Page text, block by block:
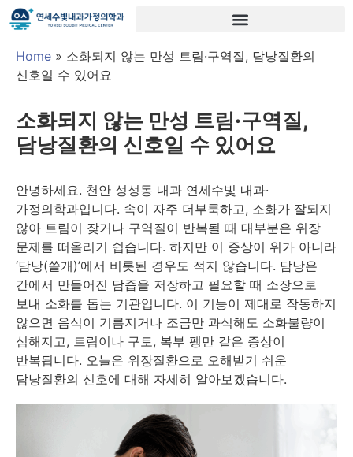
Home » 소화되지 않는 만성 트림·구역질, 담낭질환의
신호일 수 있어요
소화되지 않는 만성 트림·구역질,
담낭질환의 신호일 수 있어요
안녕하세요. 천안 성성동 내과 연세수빛 내과·
가정의학과입니다. 속이 자주 더부룩하고, 소화가 잘되지
않아 트림이 잦거나 구역질이 반복될 때 대부분은 위장
문제를 떠올리기 쉽습니다. 하지만 이 증상이 위가 아니라
‘담낭(쓸개)’에서 비롯된 경우도 적지 않습니다. 담낭은
간에서 만들어진 담즙을 저장하고 필요할 때 소장으로
보내 소화를 돕는 기관입니다. 이 기능이 제대로 작동하지
않으면 음식이 기름지거나 조금만 과식해도 소화불량이
심해지고, 트림이나 구토, 복부 팽만 같은 증상이
반복됩니다. 오늘은 위장질환으로 오해받기 쉬운
담낭질환의 신호에 대해 자세히 알아보겠습니다.